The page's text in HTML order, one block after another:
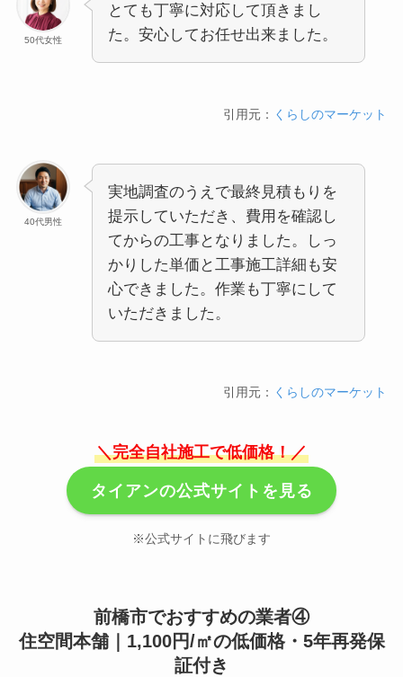
50代女性
とても丁寧に対応して頂きまし
た。安心してお任せ出来ました。
引用元： くらしのマーケット
40代男性
実地調査のうえで最終見積もりを
提示していただき、費用を確認し
てからの工事となりました。しっ
かりした単価と工事施工詳細も安
心できました。作業も丁寧にして
いただきました。
引用元： くらしのマーケット
＼完全自社施工で低価格！／
タイアンの公式サイトを見る
※公式サイトに飛びます
前橋市でおすすめの業者④
住空間本舗｜1,100円/㎡の低価格・5年再発保
証付き